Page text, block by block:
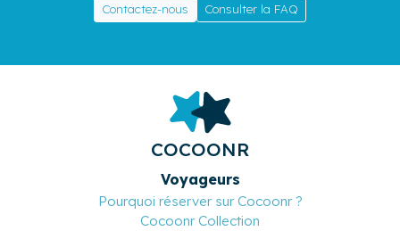
Contactez-nous Consulter la FAQ
COCOONR
Voyageurs
Pourquoi réserver sur Cocoonr ?
Cocoonr Collection